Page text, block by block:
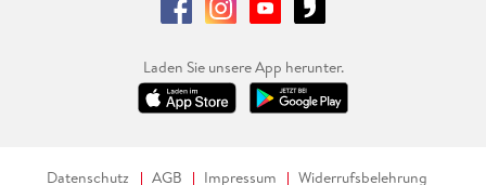
Laden Sie unsere App herunter.
Datenschutz AGB Impressum
Widerrufsbelehrung